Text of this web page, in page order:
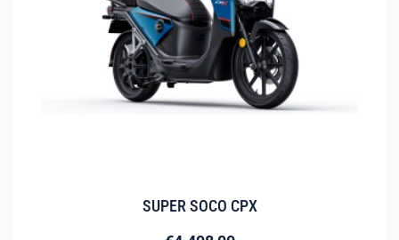
SUPER SOCO CPX